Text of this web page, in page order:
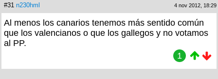
#31 n230hml 4 nov 2012, 18:29
Al menos los canarios tenemos más sentido común
que los valencianos o que los gallegos y no votamos
al PP.
1